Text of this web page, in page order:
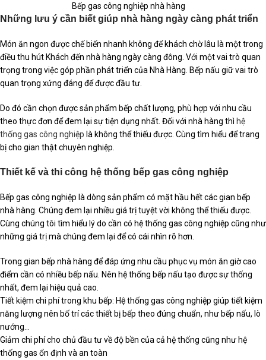
Bếp gas công nghiệp nhà hàng
Những lưu ý cần biết giúp nhà hàng ngày càng phát triển
Món ăn ngon được chế biến nhanh không để khách chờ lâu là một trong
điều thu hút Khách đến nhà hàng ngày càng đông. Với một vai trò quan
trọng trong việc góp phần phát triển của Nhà Hàng. Bếp nấu giữ vai trò
quan trọng xứng đáng để được đầu tư.
Do đó cần chọn được sản phẩm bếp chất lượng, phù hợp với nhu cầu
theo thực đơn để đem lại sự tiện dụng nhất. Đối với nhà hàng thì hệ
thống gas công nghiệp là không thể thiếu được. Cùng tìm hiểu để trang
bị cho gian thật chuyên nghiệp.
Thiết kế và thi công hệ thống bếp gas công nghiệp
Bếp gas công nghiệp là dòng sản phẩm có mặt hầu hết các gian bếp
nhà hàng. Chúng đem lại nhiều giá trị tuyệt vời không thể thiếu được.
Cùng chúng tôi tìm hiểu lý do cần có hệ thống gas công nghiệp cũng như
những giá trị mà chúng đem lại để có cái nhìn rõ hơn.
Trong gian bếp nhà hàng để đáp ứng nhu cầu phục vụ món ăn giờ cao
điểm cần có nhiều bếp nấu. Nên hệ thống bếp nấu tạo được sự thống
nhất, đem lại hiệu quả cao.
Tiết kiệm chi phí trong khu bếp: Hệ thống gas công nghiệp giúp tiết kiệm
năng lượng nên bố trí các thiết bị bếp theo đúng chuẩn, như bếp nấu, lò
nướng…
Giảm chi phí cho chủ đầu tư về độ bền của cả hệ thống cũng như hệ
thống gas ổn định và an toàn